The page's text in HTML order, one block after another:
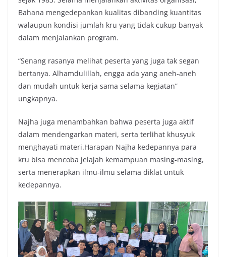
Bahana mengedepankan kualitas dibanding kuantitas
walaupun kondisi jumlah kru yang tidak cukup banyak
dalam menjalankan program.
“Senang rasanya melihat peserta yang juga tak segan
bertanya. Alhamdulillah, engga ada yang aneh-aneh
dan mudah untuk kerja sama selama kegiatan”
ungkapnya.
Najha juga menambahkan bahwa peserta juga aktif
dalam mendengarkan materi, serta terlihat khusyuk
menghayati materi.Harapan Najha kedepannya para
kru bisa mencoba jelajah kemampuan masing-masing,
serta menerapkan ilmu-ilmu selama diklat untuk
kedepannya.